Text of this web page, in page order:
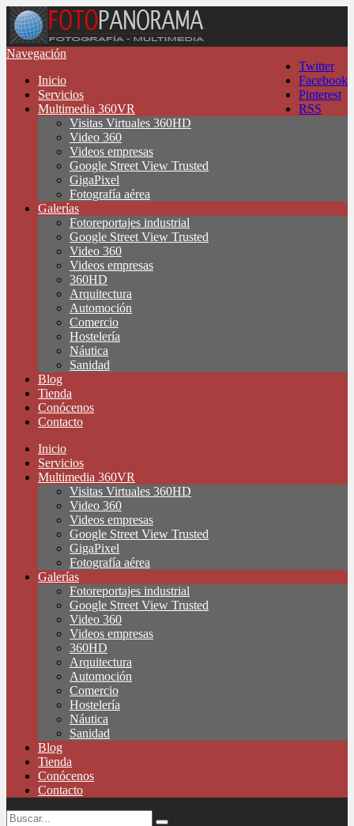
Twitter
Facebook
Pinterest
RSS
Navegación
Inicio
Servicios
Multimedia 360VR
Visitas Virtuales 360HD
Video 360
Videos empresas
Google Street View Trusted
GigaPixel
Fotografía aérea
Galerías
Fotoreportajes industrial
Google Street View Trusted
Video 360
Videos empresas
360HD
Arquitectura
Automoción
Comercio
Hostelería
Náutica
Sanidad
Blog
Tienda
Conócenos
Contacto
Inicio
Servicios
Multimedia 360VR
Visitas Virtuales 360HD
Video 360
Videos empresas
Google Street View Trusted
GigaPixel
Fotografía aérea
Galerías
Fotoreportajes industrial
Google Street View Trusted
Video 360
Videos empresas
360HD
Arquitectura
Automoción
Comercio
Hostelería
Náutica
Sanidad
Blog
Tienda
Conócenos
Contacto